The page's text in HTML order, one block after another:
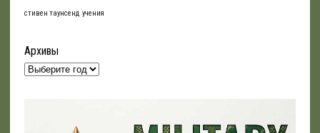
стивен таунсенд учения
Архивы